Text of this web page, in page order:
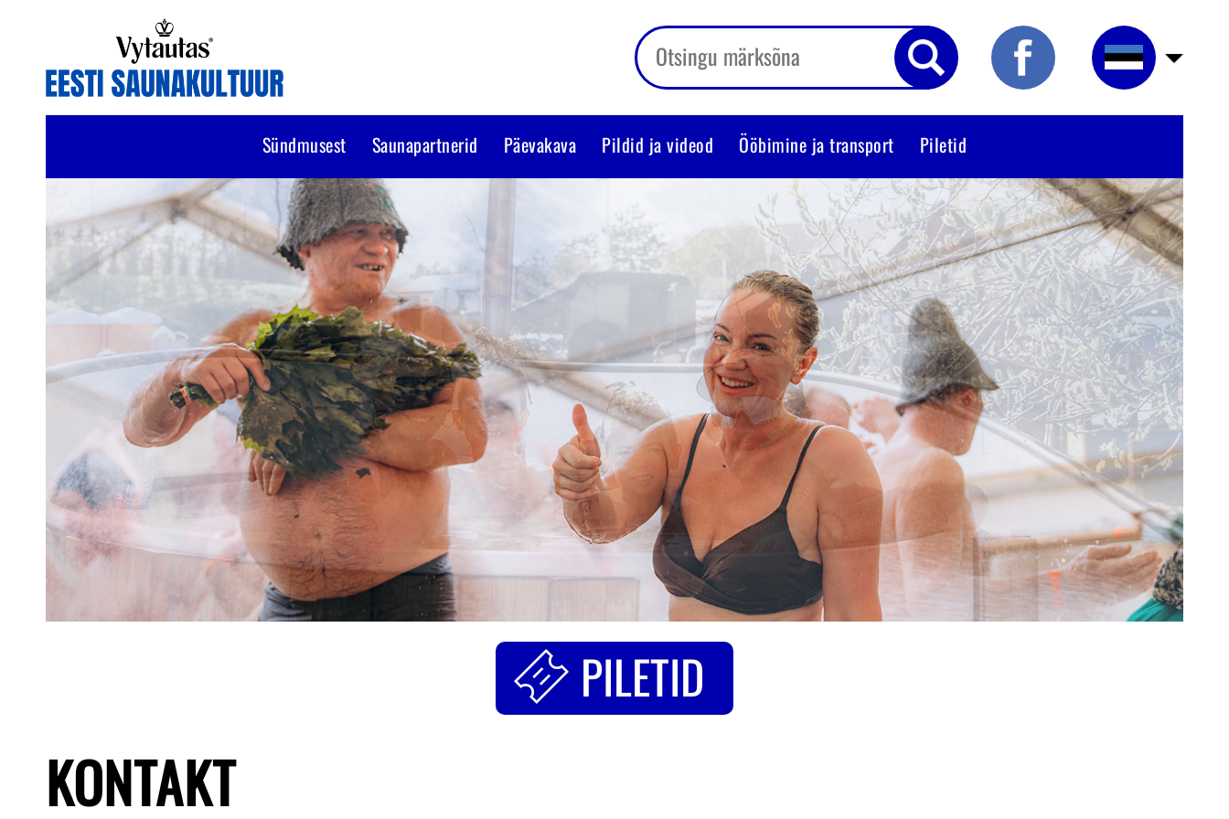
Sündmusest Saunapartnerid Päevakava Pildid ja videod Ööbimine ja transport Piletid
PILETID
KONTAKT